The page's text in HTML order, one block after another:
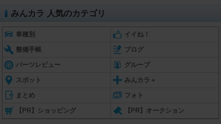
みんカラ 人気のカテゴリ
車種別 イイね！
整備手帳 ブログ
パーツレビュー グループ
スポット みんカラ＋
まとめ フォト
【PR】ショッピング 【PR】オークション